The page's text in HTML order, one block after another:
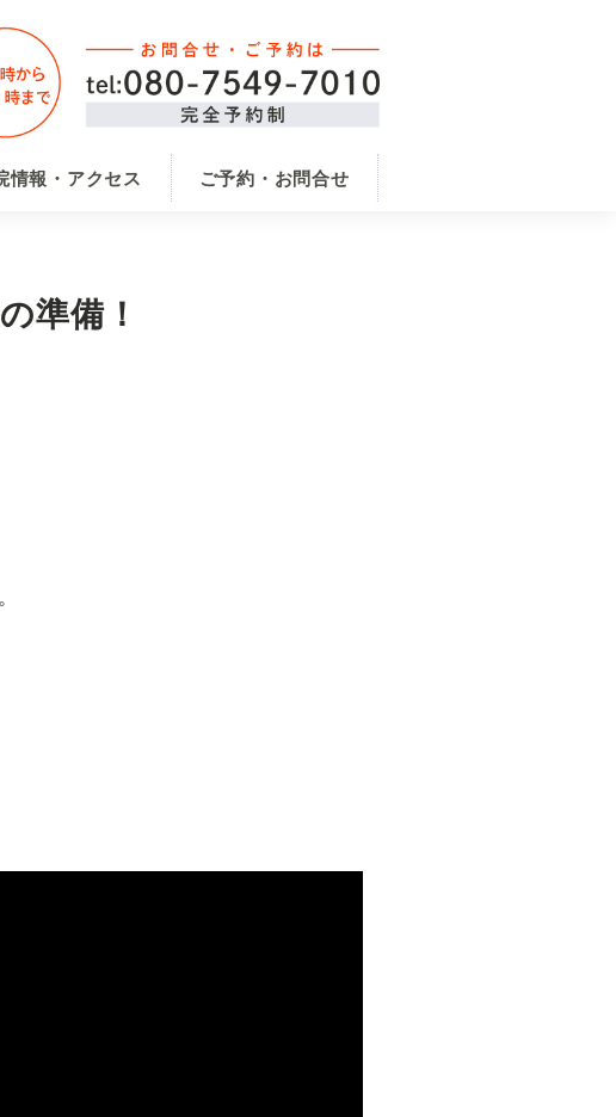
情報・アクセス ご予約・お問合せ
準備！